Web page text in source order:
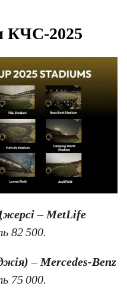
КЧС-2025
– MetLife
82 500.
– Mercedes‑Benz
75 000.